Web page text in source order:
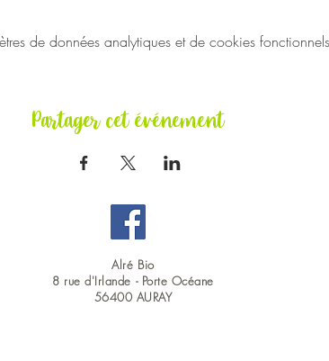
de données analytiques et de cookies
Partager cet événement
Alré Bio
8 rue d'Irlande - Porte Océane
56400 AURAY